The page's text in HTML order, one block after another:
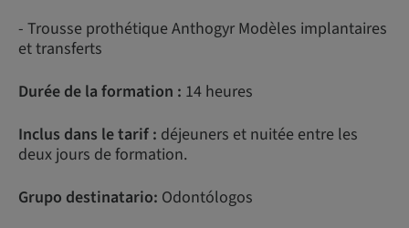
- Trousse prothétique Anthogyr Modèles implantaires
et transferts
Durée de la formation : 14 heures
Inclus dans le tarif : déjeuners et nuitée entre les
deux jours de formation.
Grupo destinatario: Odontólogos